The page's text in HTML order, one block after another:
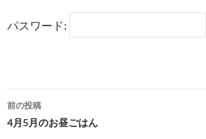
パスワード:
投
前の投稿
4月5月のお昼ごはん